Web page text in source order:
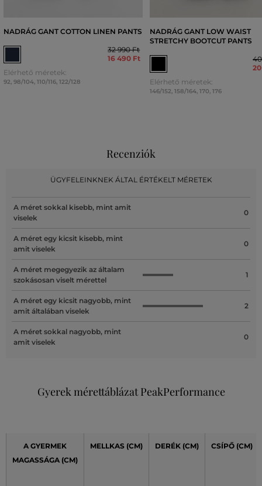
NADRÁG GANT COTTON LINEN PANTS
32 990 Ft
16 490 Ft
Elérhető méretek:
92, 98/104, 110/116, 122/128
NADRÁG GANT LOW WAIST
STRETCHY BOOTCUT PANTS
Elérhető méretek:
146/152, 158/164, 170, 176
Recenziók
ÜGYFELEINKNEK ÁLTAL ÉRTÉKELT MÉRETEK
A méret sokkal kisebb, mint amit
viselek
0
A méret egy kicsit kisebb, mint
amit viselek
0
A méret megegyezik az általam
szokásosan viselt mérettel
1
A méret egy kicsit nagyobb, mint
amit általában viselek
2
A méret sokkal nagyobb, mint
amit viselek
0
Gyerek mérettáblázat PeakPerformance
A GYERMEK
MAGASSÁGA (CM)
MELLKAS (CM) DERÉK (CM) CSÍPŐ (CM)